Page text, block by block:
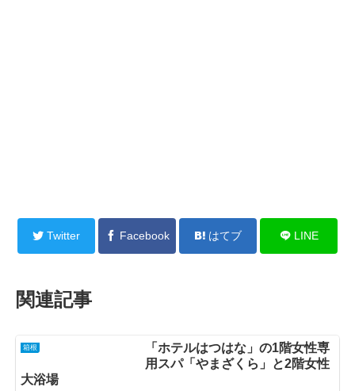
Twitter Facebook はてブ LINE
関連記事
箱根
「ホテルはつはな」の1階女性専
用スパ「やまざくら」と2階女性
大浴場